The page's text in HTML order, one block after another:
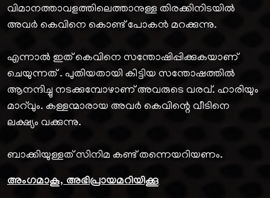
വിമാനത്താവളത്തിലെത്താനുള്ള തിരക്കിനിടയിൽ
അവർ കെവിനെ കൊണ്ട് പോകൻ മറക്കുന്നു.
എന്നാൽ ഇത് കെവിനെ സന്തോഷിപ്പിക്കുകയാണ്
ചെയുന്നത് . പുതിയതായി കിട്ടിയ സന്തോഷത്തിൽ
ആനന്ദിച്ചു നടക്കുമ്പോഴാണ് അവരുടെ വരവ്. ഹാരിയും
മാറ്‍വും. കള്ളന്മാരായ അവർ കെവിന്റെ വീടിനെ
ലക്ഷ്യം വക്കുന്നു.
ബാക്കിയുള്ളത് സിനിമ കണ്ട് തന്നെയറിയണം.
അംഗമാകൂ, അഭിപ്രായമറിയിക്കൂ